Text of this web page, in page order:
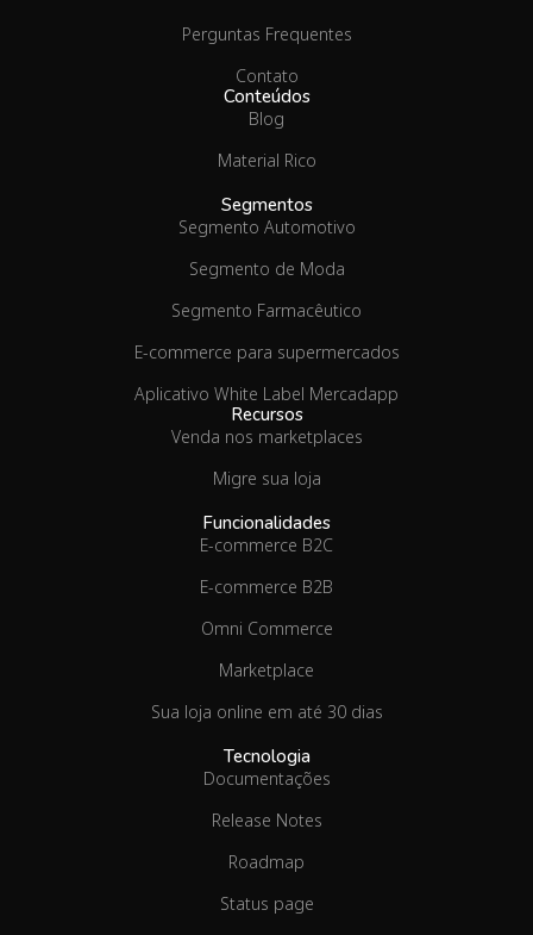
Perguntas Frequentes
Contato
Conteúdos
Blog
Material Rico
Segmentos
Segmento Automotivo
Segmento de Moda
Segmento Farmacêutico
E-commerce para supermercados
Aplicativo White Label Mercadapp
Recursos
Venda nos marketplaces
Migre sua loja
Funcionalidades
E-commerce B2C
E-commerce B2B
Omni Commerce
Marketplace
Sua loja online em até 30 dias
Tecnologia
Documentações
Release Notes
Roadmap
Status page